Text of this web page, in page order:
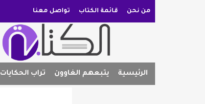
من نحن قائمة الكتاب تواصل معنا
الرئيسية يتبعهم الغاوون تراب الحكايات